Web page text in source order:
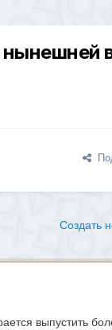
Создать
выпустить